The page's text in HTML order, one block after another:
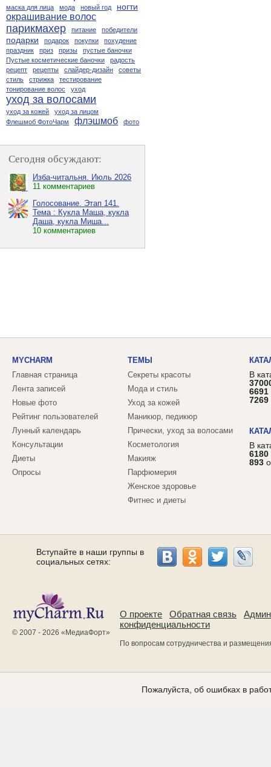
маска для лица
мода новый год ногти
окрашивание волос
парикмахер питание победители
подарки подарок покупки
похудение
праздник
приз призы
пустые баночки
Пустые косметические баночки
радость
рецепт
рецепты слайдер-дизайн
советы
стиль
стрижка
тестирование
тонирование волос
уход
уход за волосами
уход за кожей
уход за лицом
Флешмоб ФотоЧарм
флэшмоб фото
Сегодня обсуждают:
Изба-читальня. Июль 2026
11 комментариев
Голосование. Этап 141.
Тема : Кукла Маша, кукла
Даша, кукла Миша...
10 комментариев
MYCHARM
Главная страница
Лента записей
Новые фото
Рейтинг пользователей
Лунный календарь
Консультации
Диеты
Опросы
ТЕМЫ
Секреты красоты
Мода и стиль
Уход за кожей
Маникюр, педикюр
Прически, уход за волосами
Косметология
Макияж
Парфюмерия
Женское здоровье
Фитнес и диеты
В
6691
7269
В
6180
893
Вступайте в наши группы в
социальных сетях:
© 2007 - 2026 « МедиаФорт»
О проекте Обратная связь
конфиденциальности
По вопросам сотрудничества и
Пожалуйста, об ошибках в